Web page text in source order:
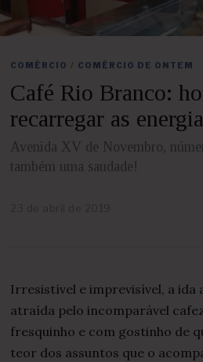
COMÉRCIO / COMÉRCIO DE ONTEM
Café Rio Branco:
recarregar as
Avenida XV de Novembro,
também uma saudade!
r
i
d
e
Irresistível e imprevisível, a ida
atraída pelo incomparável
fresquinho e com gostinho de
teor dos assuntos que o